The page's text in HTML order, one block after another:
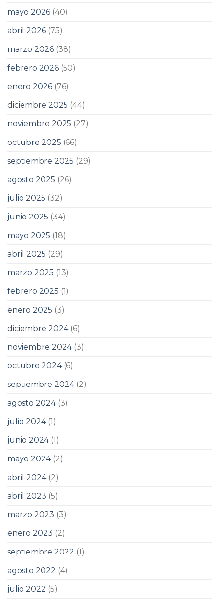
mayo 2026 (40)
abril 2026 (75)
marzo 2026 (38)
febrero 2026 (50)
enero 2026 (76)
diciembre 2025 (44)
noviembre 2025 (27)
octubre 2025 (66)
septiembre 2025 (29)
agosto 2025 (26)
julio 2025 (32)
junio 2025 (34)
mayo 2025 (18)
abril 2025 (29)
marzo 2025 (13)
febrero 2025 (1)
enero 2025 (3)
diciembre 2024(6)
noviembre 2024(3)
octubre 2024(6)
septiembre 2024(2)
agosto 2024(3)
julio 2024(1)
junio 2024(1)
mayo 2024(2)
abril 2024(2)
abril 2023 (5)
marzo 2023 (3)
enero 2023 (2)
septiembre 2022 (1)
agosto 2022 (4)
julio 2022 (5)